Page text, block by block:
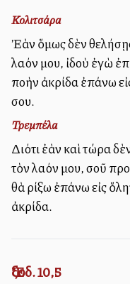
Κολιτσάρα
Ἐὰν ὅμως δὲν
λαόν μου, ἰδοὺ ἐγὼ
πολλὴν ἀκρίδα ἐπάνω
σου.
Τρεμπέλα
Διότι ἐὰν καὶ τώρα
τὸν λαόν μου, σοῦ
θὰ ρίξω ἐπάνω εἰς
ἀκρίδα.
Ἔξοδ. 10,5